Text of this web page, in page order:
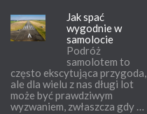
Jak spać
wygodnie w
samolocie
Podróż
samolotem to
często ekscytująca przygoda,
ale dla wielu z nas długi lot
może być prawdziwym
wyzwaniem, zwłaszcza gdy …